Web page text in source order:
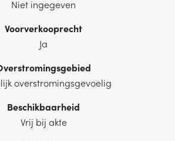
Niet ingegeven
Voorverkooprecht
Ja
overstromingsgevoelig
Beschikbaarheid
Vrij bij akte